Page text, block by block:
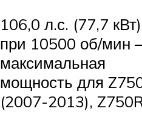
106,0 л.с. (77,7 кВт)
при 10500 об/мин –
максимальная
мощность для
(2007-2013),